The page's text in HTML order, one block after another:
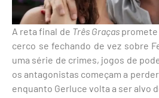
A reta final de Três Graças
cerco se fechando de vez sobre
uma série de crimes, jogos de
os antagonistas começam a
enquanto Gerluce volta a ser alvo